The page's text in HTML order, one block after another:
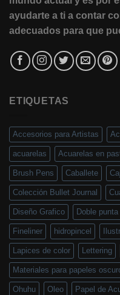
ayudarte a ti a contar
adecuados para que
ETIQUETAS
Accesorios para Artistas
acuarelas Acuarelas en
Brush Pens Caballete
Colección Bullet Journal
Diseño Grafico Doble punta
Fineliner hidropincel
Lapices de color Lettering
Materiales para papeles
Ohuhu Oleo Papel de